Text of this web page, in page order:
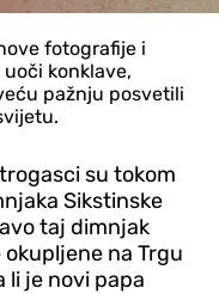
fotografije i
konklave,
pažnju posvetili
su tokom
Sikstinske
taj dimnjak
na Trgu
li je novi papa